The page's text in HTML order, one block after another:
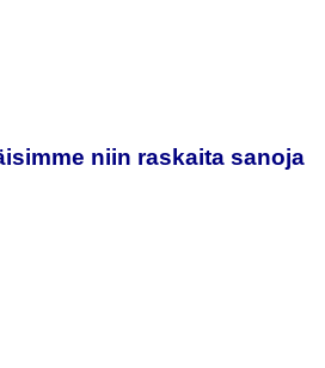
niin raskaita sanoja